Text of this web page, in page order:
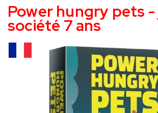
Power hungry pets -
société 7 ans